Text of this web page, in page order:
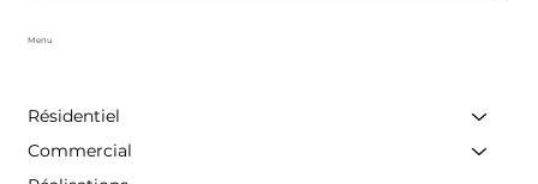
Menu
Résidentiel
Commercial